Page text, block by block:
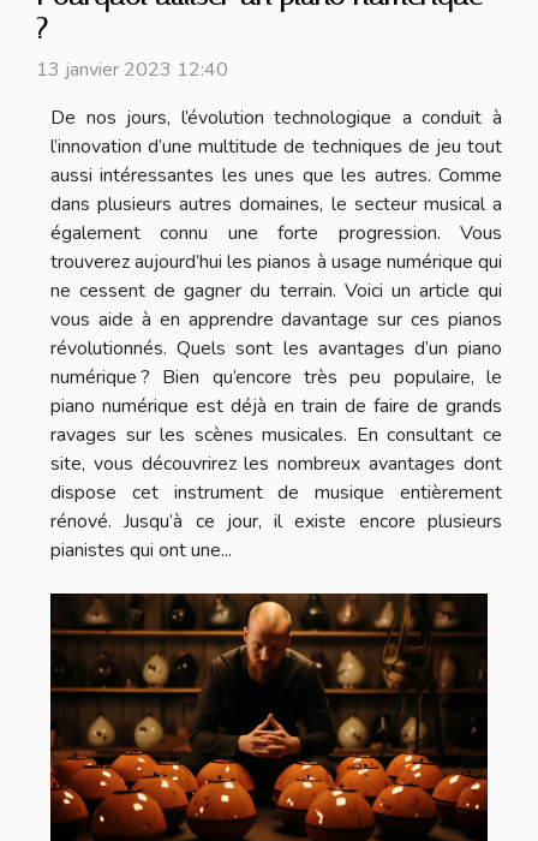
?
13 janvier 2023 12:40
De nos jours, l’évolution technologique a conduit à
l’innovation d’une multitude de techniques de jeu tout
aussi intéressantes les unes que les autres. Comme
dans plusieurs autres domaines, le secteur musical a
également connu une forte progression. Vous
trouverez aujourd’hui les pianos à usage numérique qui
ne cessent de gagner du terrain. Voici un article qui
vous aide à en apprendre davantage sur ces pianos
révolutionnés. Quels sont les avantages d’un piano
numérique ? Bien qu’encore très peu populaire, le
piano numérique est déjà en train de faire de grands
ravages sur les scènes musicales. En consultant ce
site, vous découvrirez les nombreux avantages dont
dispose cet instrument de musique entièrement
rénové. Jusqu’à ce jour, il existe encore plusieurs
pianistes qui ont une...